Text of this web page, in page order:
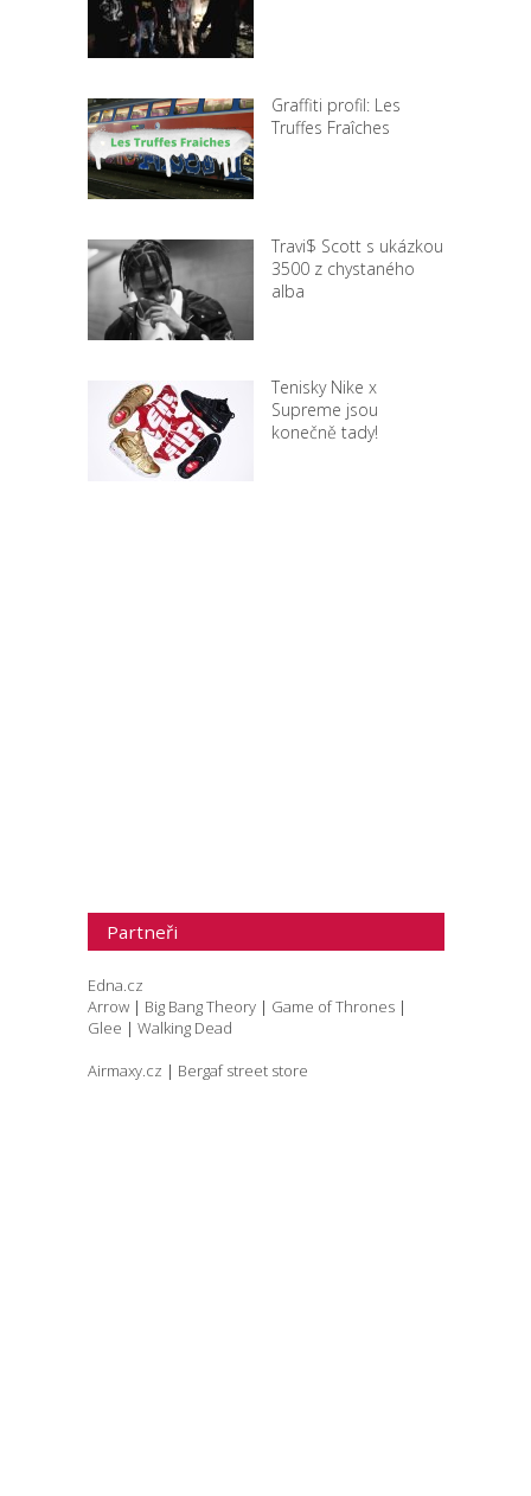
Graffiti profil: Les
Truffes Fraîches
Travi$ Scott s ukázkou
3500 z chystaného
alba
Tenisky Nike x
Supreme jsou
konečně tady!
Partneři
Edna.cz
Arrow | Big Bang Theory | Game of Thrones |
Glee | Walking Dead
Airmaxy.cz | Bergaf street store